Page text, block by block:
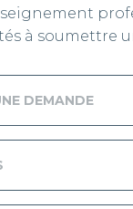
à soumettre
DEMANDE